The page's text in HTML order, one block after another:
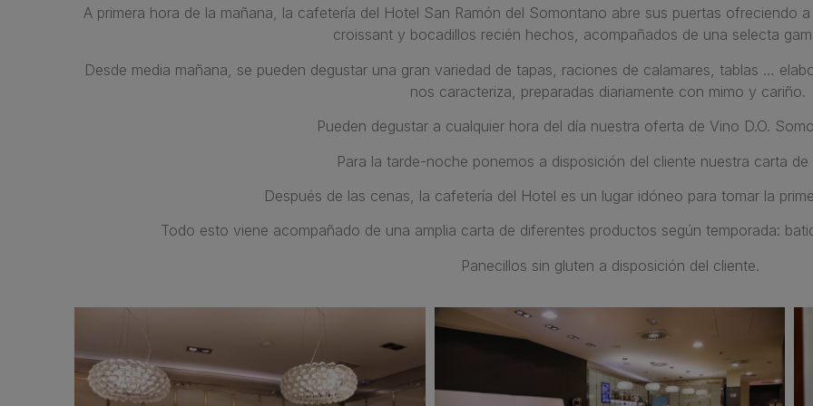
A primera hora de la mañana, la cafetería del Hotel San Ramón del Somontano abre sus puertas ofreciendo
croissant y bocadillos recién hechos, acompañados de una selecta
Desde media mañana, se pueden degustar una gran variedad de tapas, raciones de calamares, tablas …
nos caracteriza, preparadas diariamente con mimo y cariño.
Pueden degustar a cualquier hora del día nuestra oferta de Vino D.O.
Para la tarde-noche ponemos a disposición del cliente nuestra carta de
Después de las cenas, la cafetería del Hotel es un lugar idóneo para tomar la
Todo esto viene acompañado de una amplia carta de diferentes productos según temporada:
Panecillos sin gluten a disposición del cliente.